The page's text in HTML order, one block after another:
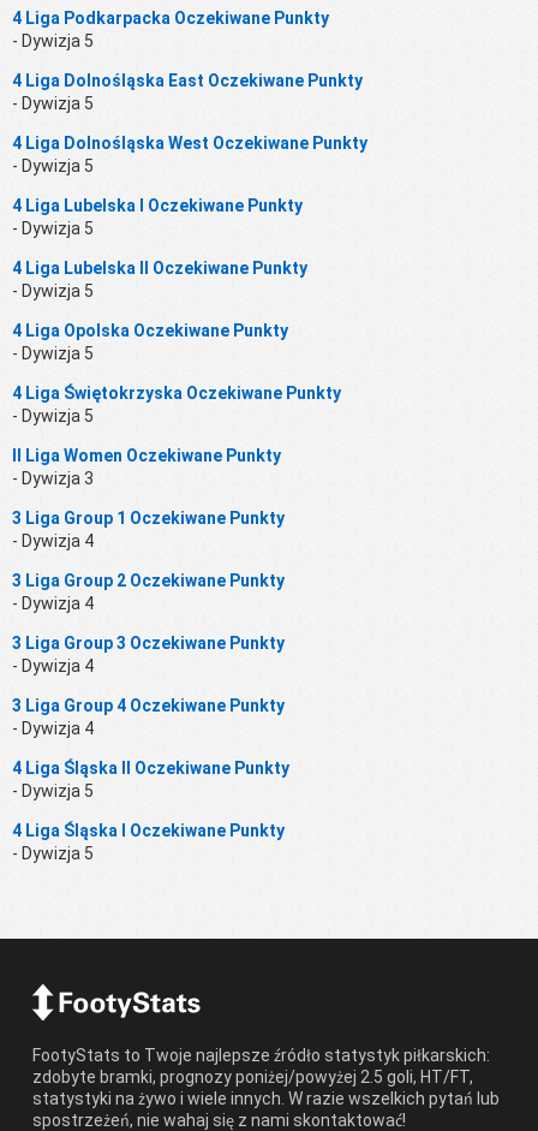
4 Liga Podkarpacka Oczekiwane Punkty
- Dywizja 5
4 Liga Dolnośląska East Oczekiwane Punkty
- Dywizja 5
4 Liga Dolnośląska West Oczekiwane Punkty
- Dywizja 5
4 Liga Lubelska I Oczekiwane Punkty
- Dywizja 5
4 Liga Lubelska II Oczekiwane Punkty
- Dywizja 5
4 Liga Opolska Oczekiwane Punkty
- Dywizja 5
4 Liga Świętokrzyska Oczekiwane Punkty
- Dywizja 5
II Liga Women Oczekiwane Punkty
- Dywizja 3
3 Liga Group 1 Oczekiwane Punkty
- Dywizja 4
3 Liga Group 2 Oczekiwane Punkty
- Dywizja 4
3 Liga Group 3 Oczekiwane Punkty
- Dywizja 4
3 Liga Group 4 Oczekiwane Punkty
- Dywizja 4
4 Liga Śląska II Oczekiwane Punkty
- Dywizja 5
4 Liga Śląska I Oczekiwane Punkty
- Dywizja 5
FootyStats to Twoje najlepsze źródło statystyk piłkarskich:
zdobyte bramki, prognozy poniżej/powyżej 2.5 goli, HT/FT,
statystyki na żywo i wiele innych. W razie wszelkich pytań lub
spostrzeżeń, nie wahaj się z nami skontaktować!